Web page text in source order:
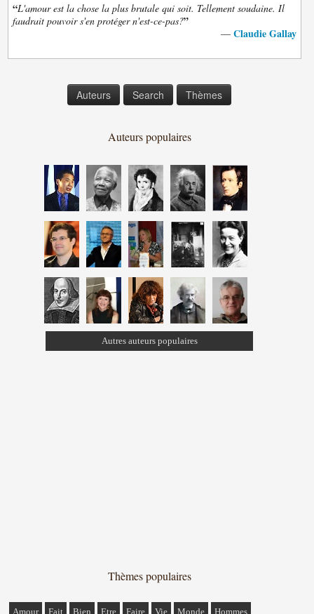
“L'amour est la chose la plus brutale qui soit. Tellement soudaine. Il
faudrait pouvoir s'en protéger n'est-ce-pas?”
— Claudie Gallay
Auteurs Search Thèmes
Auteurs populaires
Autres auteurs populaires
Thèmes populaires
Amour Fait Bien Etre Faire Vie Monde Hommes